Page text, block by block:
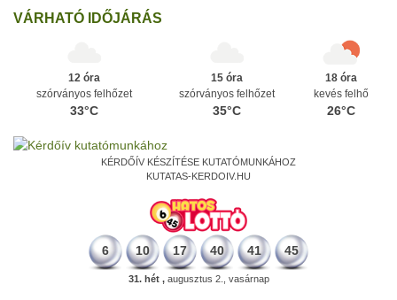
VÁRHATÓ IDŐJÁRÁS
12 óra
szórványos felhőzet
33°C
15 óra
szórványos felhőzet
35°C
18 óra
kevés felhő
26°C
KÉRDŐÍV KÉSZÍTÉSE KUTATÓMUNKÁHOZ
KUTATAS-KERDOIV.HU
6 10 17 40 41 45
31. hét ,augusztus 2., vasárnap